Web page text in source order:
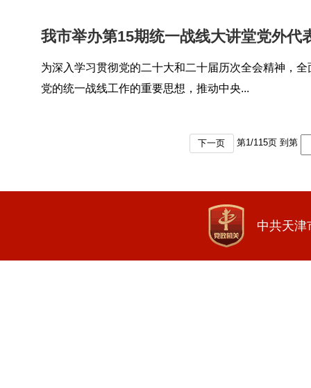
我市举办第15期统一战线大讲堂党外代
为深入学习贯彻党的二十大和二十届历次全会精神，
党的统一战线工作的重要思想，推动中央...
下一页 第1/115页 到第
中共天津